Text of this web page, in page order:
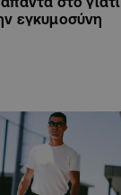
εγκυμοσύνη